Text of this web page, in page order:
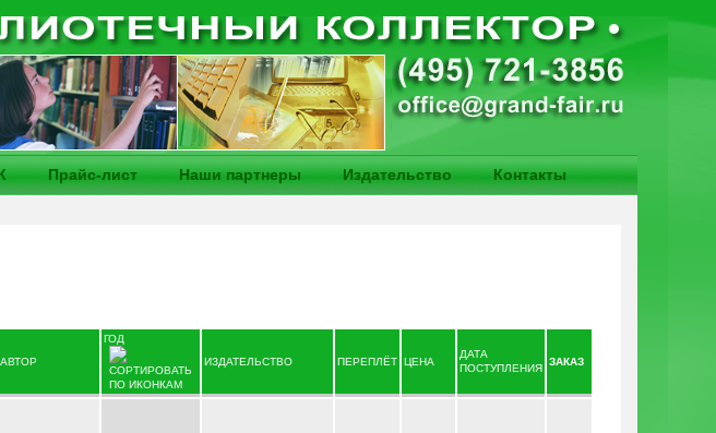
Прайс-лист Наши партнеры Издательство Контакты
АВТОР
ГОД
ИЗДАТЕЛЬСТВО
ПЕРЕПЛЁТ ЦЕНА
ДАТА
ПОСТУПЛЕНИЯ
ЗАКАЗ